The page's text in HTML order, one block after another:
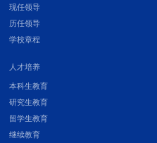
现任领导
历任领导
学校章程
人才培养
本科生教育
研究生教育
留学生教育
继续教育